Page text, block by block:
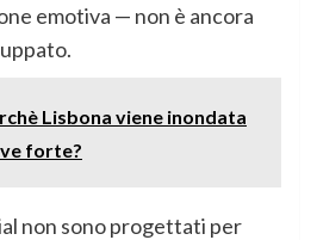
emotiva — non è ancora
Lisbona viene inondata
forte?
non sono progettati per